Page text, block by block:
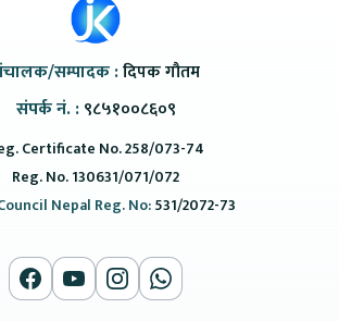
सम्पादक :दिपक गौतम
संपर्क नं. : ९८५१००८६०९
Certificate No. 258/073-74
Reg. No. 130631/071/072
Nepal Reg. No:531/2072-73